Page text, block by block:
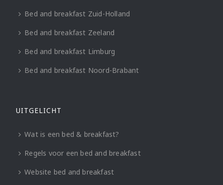
Bed and breakfast Zuid-Holland
Bed and breakfast Zeeland
Bed and breakfast Limburg
Bed and breakfast Noord-Brabant
UITGELICHT
Wat is een bed & breakfast?
Regels voor een bed and breakfast
Website bed and breakfast